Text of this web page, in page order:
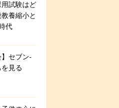
用試験はど
養縮小と
代
セブン‐
見る